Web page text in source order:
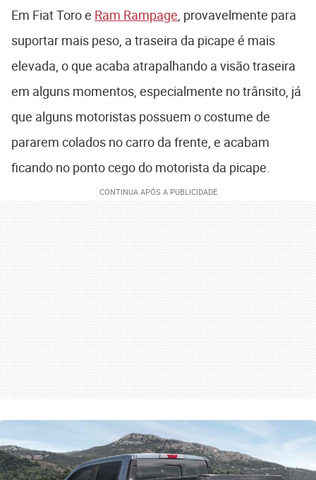
Em Fiat Toro e Ram Rampage , provavelmente para
suportar mais peso, a traseira da picape é mais
elevada, o que acaba atrapalhando a visão traseira
em alguns momentos, especialmente no trânsito, já
que alguns motoristas possuem o costume de
pararem colados no carro da frente, e acabam
ficando no ponto cego do motorista da picape.